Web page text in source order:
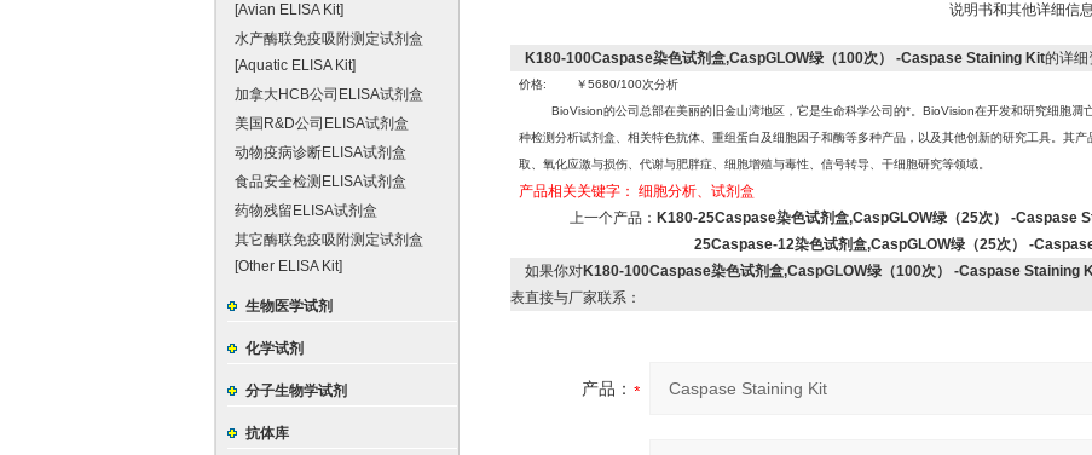
[Avian ELISA Kit]
水产酶联免疫吸附测定试剂盒
[Aquatic ELISA Kit]
加拿大HCB公司ELISA试剂盒
美国R&D公司ELISA试剂盒
动物疫病诊断ELISA试剂盒
食品安全检测ELISA试剂盒
药物残留ELISA试剂盒
其它酶联免疫吸附测定试剂盒
[Other ELISA Kit]
生物医学试剂
化学试剂
分子生物学试剂
抗体库
说明书和其他详细信
K180-100Caspase染色试剂盒,CaspGLOW绿（100次） -Caspase Staining Kit的详细
价格: ￥5680/100次分析
BioVision的公司总部在美丽的旧金山湾地区，它是生命科学公司的*。BioVision在开发和研究细胞凋
种检测分析试剂盒、相关特色抗体、重组蛋白及细胞因子和酶等多种产品，以及其他创新的研究工具。其
取、氧化应激与损伤、代谢与肥胖症、细胞增殖与毒性、信号转导、干细胞研究等领域。
产品相关关键字： 细胞分析、试剂盒
上一个产品： K180-25Caspase染色试剂盒,CaspGLOW绿（25次） -Caspase
25Caspase-12染色试剂盒,CaspGLOW绿（25次） -
如果你对K180-100Caspase染色试剂盒,CaspGLOW绿（100次） -Caspase Staining
表直接与厂家联系：
产品：